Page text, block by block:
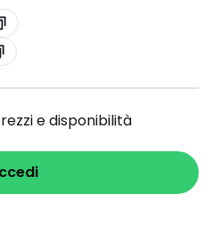
e disponibilità